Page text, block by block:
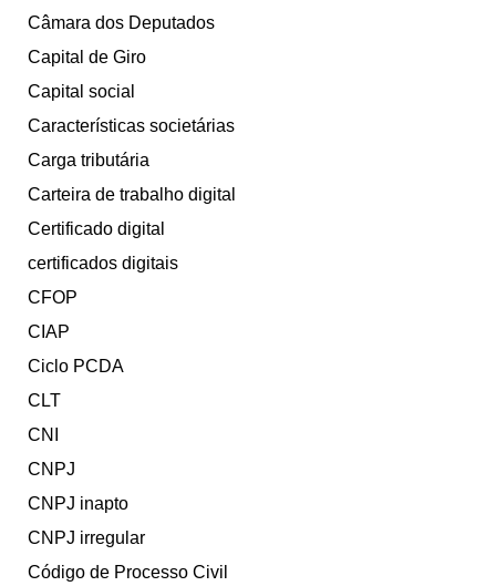
Câmara dos Deputados
Capital de Giro
Capital social
Características societárias
Carga tributária
Carteira de trabalho digital
Certificado digital
certificados digitais
CFOP
CIAP
Ciclo PCDA
CLT
CNI
CNPJ
CNPJ inapto
CNPJ irregular
Código de Processo Civil